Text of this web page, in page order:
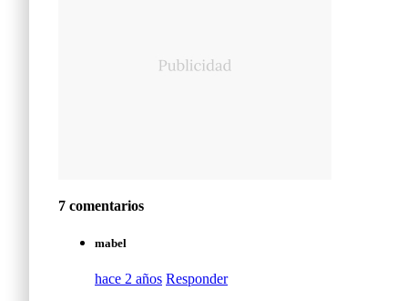
7 comentarios
mabel
hace 2 años Responder